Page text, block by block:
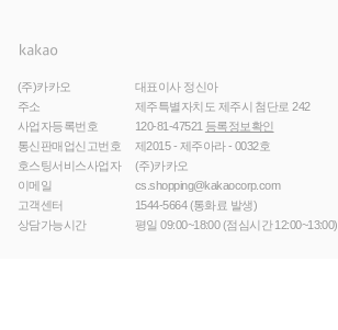
(주)카카오
대표이사 정신아
주소
제주특별자치도 제주시 첨단로 242
사업자등록번호
120-81-47521 등록정보확인
통신판매업신고번호
제2015 - 제주아라 - 0032호
호스팅서비스사업자
(주)카카오
이메일
cs.shopping@kakaocorp.com
고객센터
1544-5664(통화료 발생)
상담가능시간
평일 09:00~18:00 (점심시간 12:00~13:00)